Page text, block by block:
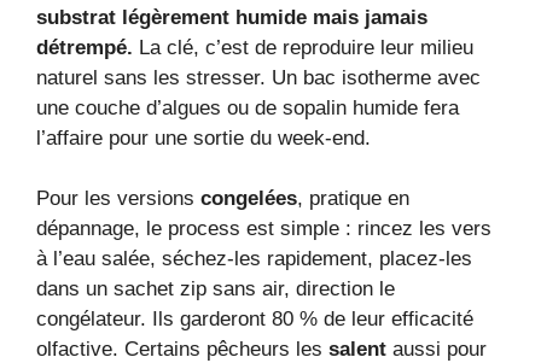
substrat légèrement humide mais jamais
détrempé. La clé, c’est de reproduire leur milieu
naturel sans les stresser. Un bac isotherme avec
une couche d’algues ou de sopalin humide fera
l’affaire pour une sortie du week-end.
Pour les versions congelées, pratique en
dépannage, le process est simple : rincez les vers
à l’eau salée, séchez-les rapidement, placez-les
dans un sachet zip sans air, direction le
congélateur. Ils garderont 80 % de leur efficacité
olfactive. Certains pêcheurs les salent aussi pour